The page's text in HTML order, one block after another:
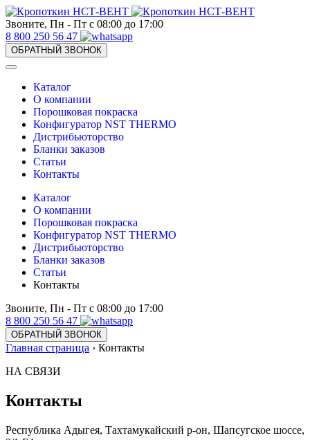
Звоните, Пн - Пт с 08:00 до 17:00
8 800 250 56 47
ОБРАТНЫЙ ЗВОНОК
Каталог
О компании
Порошковая покраска
Конфигуратор NST THERMO
Дистрибьюторство
Бланки заказов
Статьи
Контакты
Каталог
О компании
Порошковая покраска
Конфигуратор NST THERMO
Дистрибьюторство
Бланки заказов
Статьи
Контакты
Звоните, Пн - Пт с 08:00 до 17:00
8 800 250 56 47
ОБРАТНЫЙ ЗВОНОК
Главная страница › Контакты
НА СВЯЗИ
Контакты
Республика Адыгея, Тахтамукайский р-он, Шапсугское шоссе,